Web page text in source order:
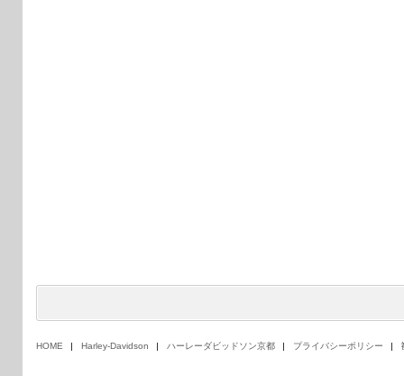
HOME Harley-Davidson ハーレーダビッドソン京都 プライバシーポリシー